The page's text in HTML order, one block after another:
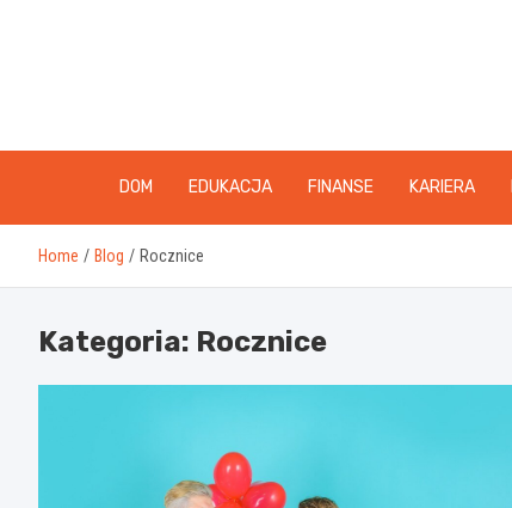
DOM EDUKACJA FINANSE KARIERA
Home Blog Rocznice
Kategoria: Rocznice